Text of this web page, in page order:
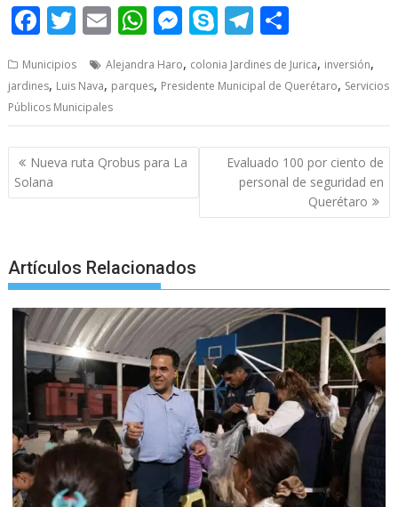
F
e
b
o
o
k
T
itt
er
E
ai
l
W
at
A
p
p
M
ss
n
g
er
S
y
e
T
e
a
m
ar
Municipios Alejandra Haro, colonia Jardines de Jurica, inversión,
jardines, Luis Nava, parques, Presidente Municipal de Querétaro, Servicios
Públicos Municipales
Post
navigation
Nueva ruta Qrobus para La
Solana
Evaluado 100 por ciento de
personal de seguridad en
Querétaro
Artículos Relacionados